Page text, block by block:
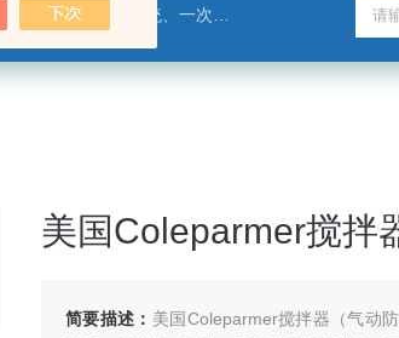
、一次压力传感器 ，圣戈班管
美国Coleparmer搅拌
简要描述： 美国Coleparmer搅拌器（气动